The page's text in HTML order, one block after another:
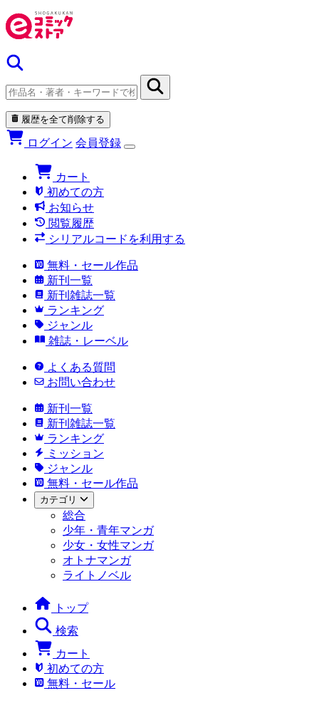
履歴を全て削除する
ログイン 会員登録
カート
初めての方
お知らせ
閲覧履歴
シリアルコードを利用する
無料・セール作品
新刊一覧
新刊雑誌一覧
ランキング
ジャンル
雑誌・レーベル
よくある質問
お問い合わせ
新刊一覧
新刊雑誌一覧
ランキング
ミッション
ジャンル
無料・セール作品
カテゴリ
総合
少年・青年マンガ
少女・女性マンガ
オトナマンガ
ライトノベル
トップ
検索
カート
初めての方
無料・セール